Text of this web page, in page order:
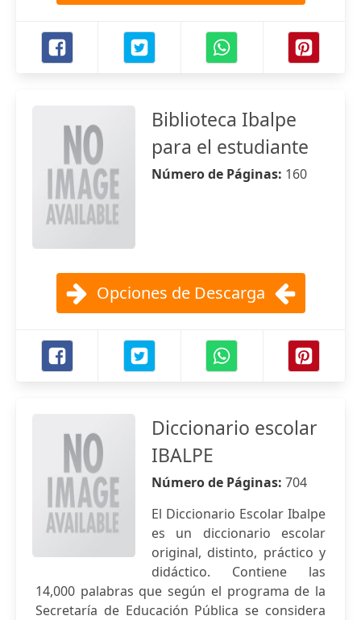
Biblioteca Ibalpe
para el estudiante
Número de Páginas: 160
Opciones de Descarga
Diccionario escolar
IBALPE
Número de Páginas: 704
El Diccionario Escolar Ibalpe
es un diccionario escolar
original, distinto, práctico y
didáctico. Contiene las
14,000 palabras que según el programa de la
Secretaría de Educación Pública se considera